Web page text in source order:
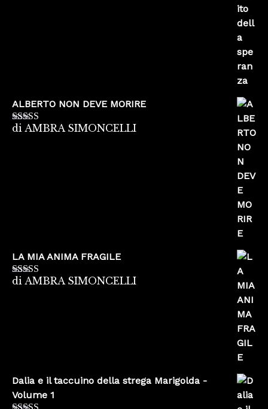
ALBERTO NON DEVE MORIRE
Valutato5su
di AMBRA SIMONCELLI
LA MIA ANIMA FRAGILE
Valutato5su
di AMBRA SIMONCELLI
Dalia e il taccuino della strega Marigolda -
Volume 1